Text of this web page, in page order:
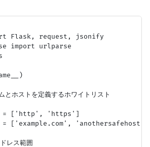
Flask, request, jsonify
import urlparse
とホストを定義するホワイトリスト
= ['http', 'https']
= ['example.com',
レス範囲